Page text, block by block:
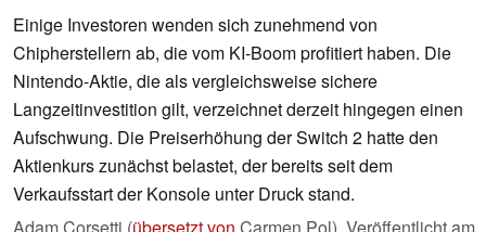
Einige Investoren wenden sich zunehmend von
Chipherstellern ab, die vom KI-Boom profitiert haben. Die
Nintendo-Aktie, die als vergleichsweise sichere
Langzeitinvestition gilt, verzeichnet derzeit hingegen einen
Aufschwung. Die Preiserhöhung der Switch 2 hatte den
Aktienkurs zunächst belastet, der bereits seit dem
Verkaufsstart der Konsole unter Druck stand.